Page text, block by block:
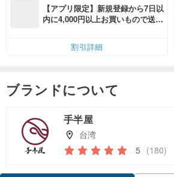
【アプリ限定】新規登録から7日以
内に4,000円以上お買いもので送料
割引詳細
ブランドについて
手半屋
台湾
5 (180)